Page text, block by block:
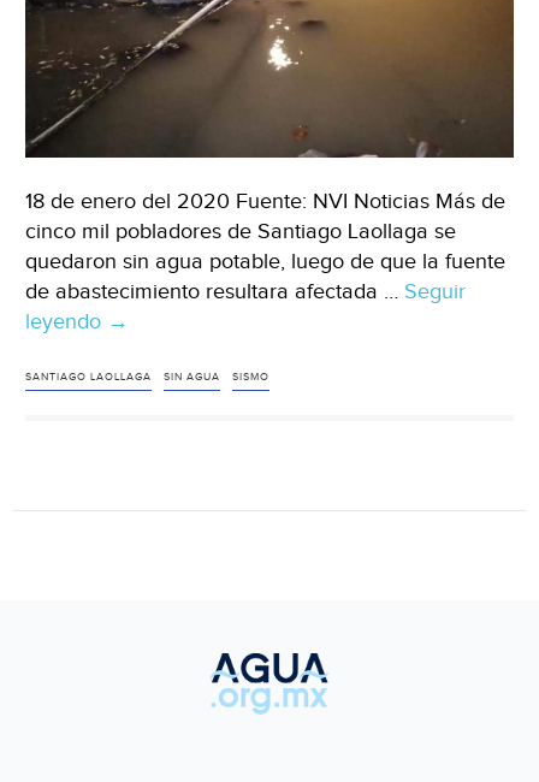
18 de enero del 2020 Fuente: NVI Noticias Más de
cinco mil pobladores de Santiago Laollaga se
quedaron sin agua potable, luego de que la fuente
de abastecimiento resultara afectada … Seguir
leyendo Oaxaca:
deja
→
SANTIAGO LAOLLAGA SIN AGUA SISMO